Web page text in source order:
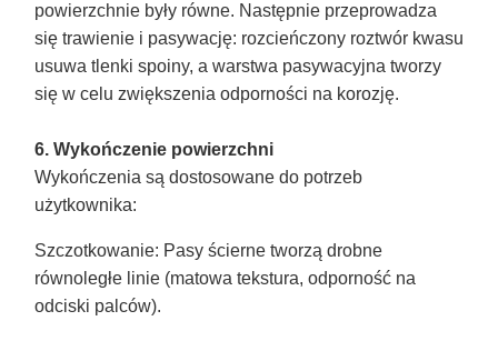
powierzchnie były równe. Następnie przeprowadza
się trawienie i pasywację: rozcieńczony roztwór kwasu
usuwa tlenki spoiny, a warstwa pasywacyjna tworzy
się w celu zwiększenia odporności na korozję.
6. Wykończenie powierzchni
Wykończenia są dostosowane do potrzeb
użytkownika:
Szczotkowanie: Pasy ścierne tworzą drobne
równoległe linie (matowa tekstura, odporność na
odciski palców).